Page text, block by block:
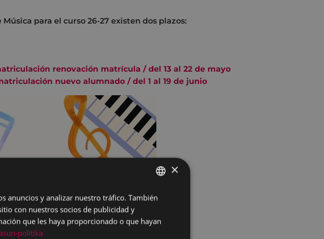
para el curso 26-27 existen dos plazos:
renovación matrícula / del 13 al 22 de mayo
nuevo alumnado / del 1 al 19 de junio
BASQUE
×
anuncios y analizar nuestro tráfico. También
con nuestros socios de publicidad y
que les haya proporcionado o que hayan
politika